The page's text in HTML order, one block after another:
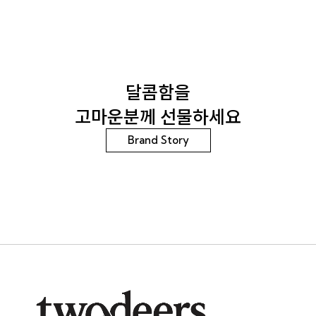
달콤함을
고마운분께 선물하세요
Brand Story